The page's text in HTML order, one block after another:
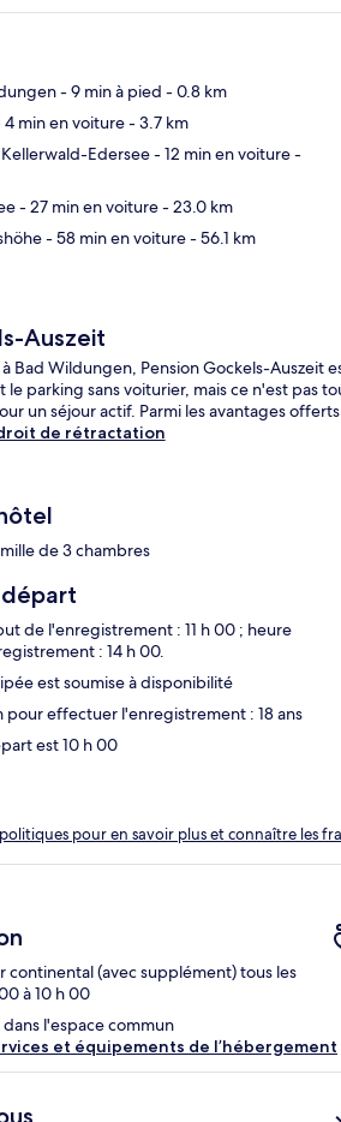
- 9 min à pied - 0.8 km
4 min en voiture- 3.7 km
Edersee- 12 min en voiture-
- 27 min en voiture- 23.0 km
- 58 min en voiture- 56.1 km
Auszeit
Bad Wildungen, Pension Gockels-Auszeit
le parking sans voiturier, mais ce n'est pas
un séjour actif. Parmi les avantages
de rétractation
de 3 chambres
de l'enregistrement : 11 h 00 ; heure
: 14 h 00.
est soumise à disponibilité
pour effectuer l'enregistrement : 18 ans
est 10 h 00
pour en savoir plus et connaître les
continental (avec supplément) tous les
à 10 h 00
l'espace commun
et équipements de l’hébergement